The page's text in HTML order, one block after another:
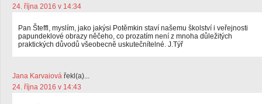
24. října 2016 v 14:34
Pan Šteffl, myslím, jako jakýsi Potěmkin staví našemu školství i veřejnosti
papundeklové obrazy něčeho, co prozatím není z mnoha důležitých
praktických důvodů všeobecně uskutečnítelné. J.Týř
Jana Karvaiová řekl(a)...
24. října 2016 v 14:43